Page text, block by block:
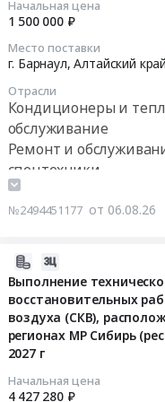
5.4/00087828/
Начальная цена
1 500 000 ₽
Место поставки
г. Барнаул,Алтайский край
Отрасли
Кондиционеры и
обслуживание
Ремонт и
спецтехники
№2494451177 от 06.08.26
Выполнение
восстановительных
воздуха (СКВ),
регионах МР Сибирь
2027 г
Начальная цена
4 427 280 ₽